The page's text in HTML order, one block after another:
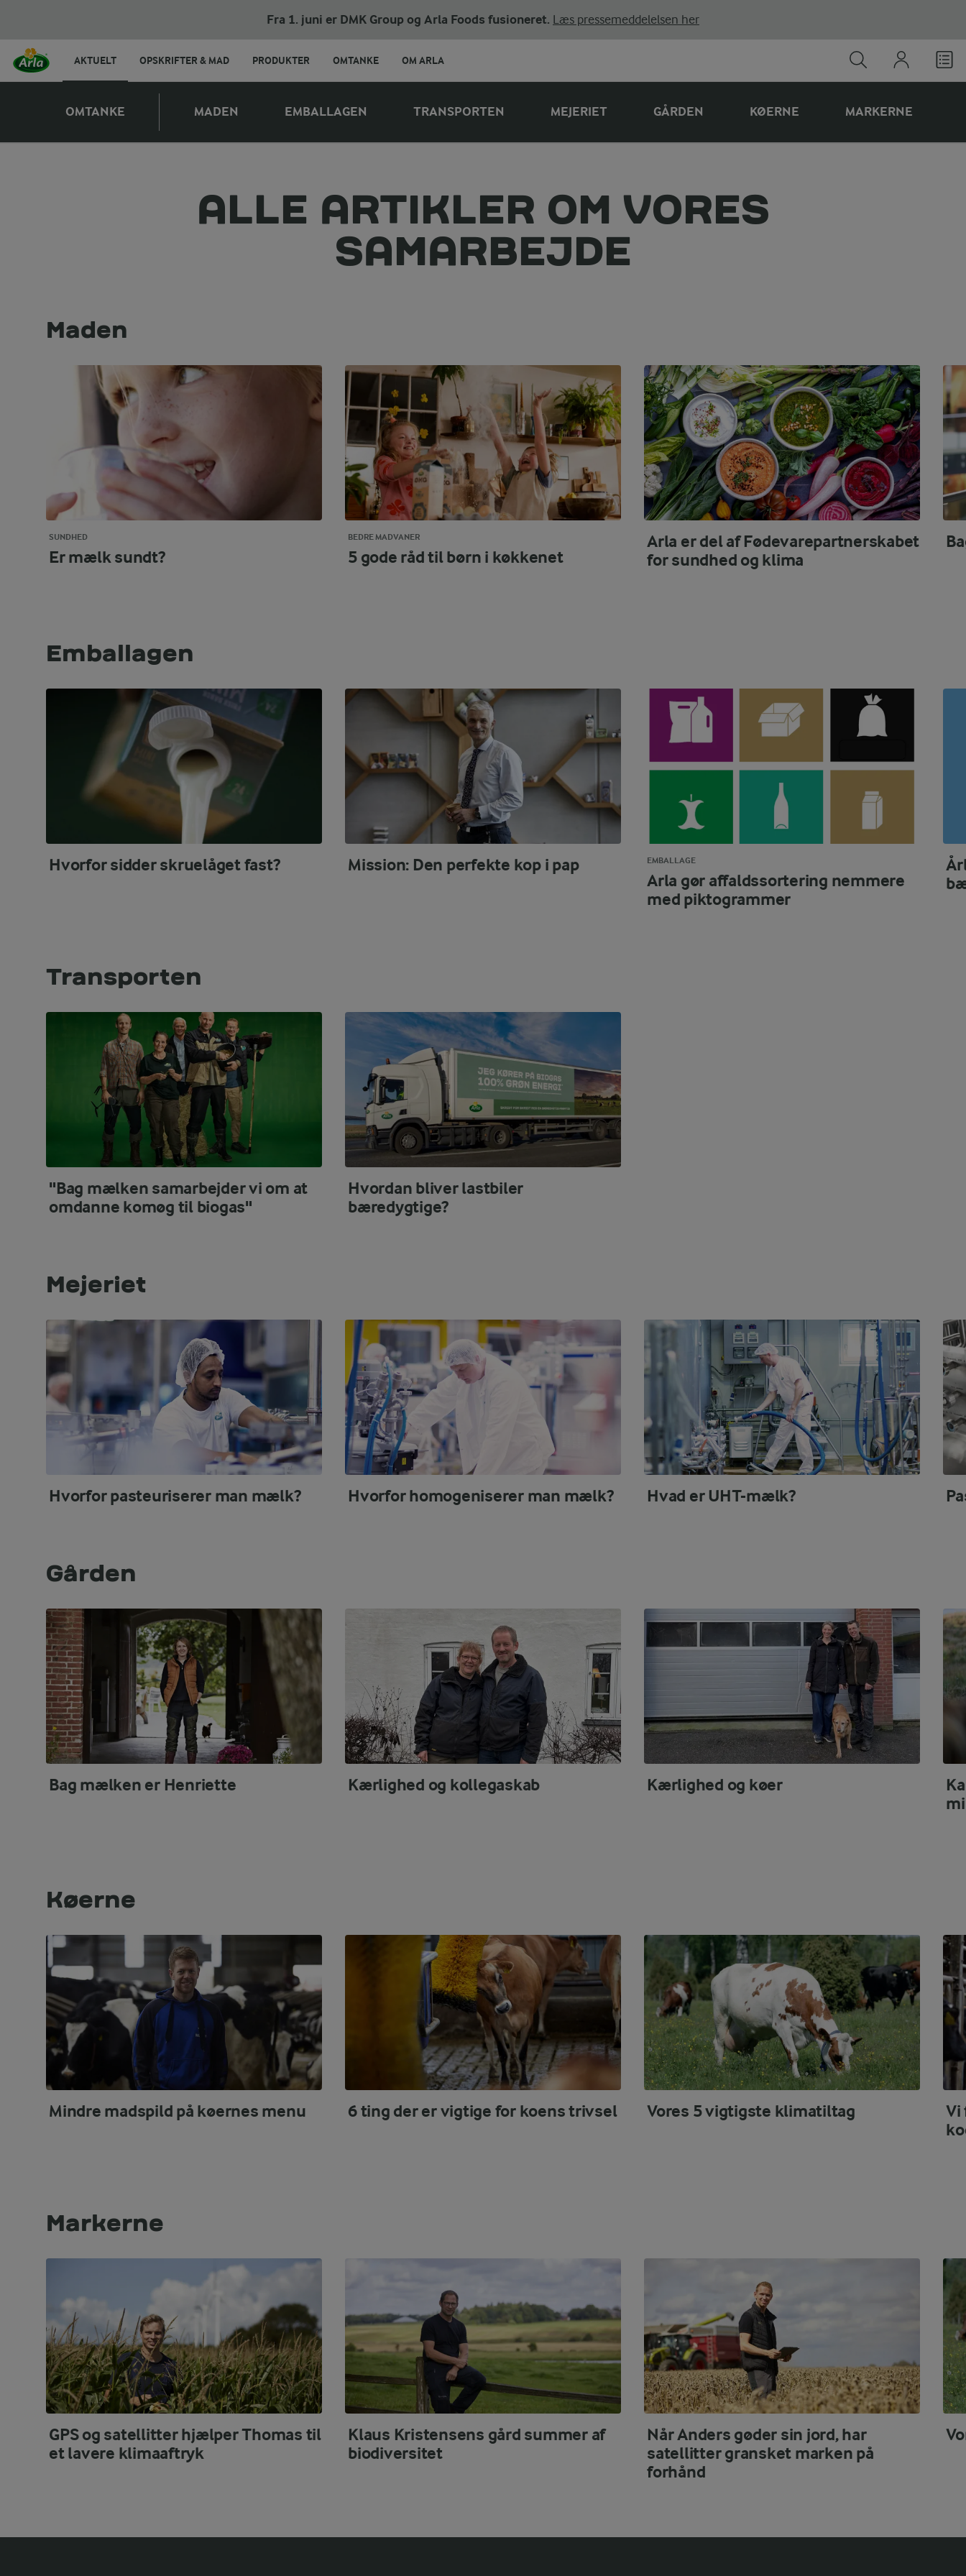
Fra 1. juni er DMK Group og Arla Foods fusioneret. Læs pressemeddelelsen her
AKTUELT OPSKRIFTER & MAD PRODUKTER OMTANKE OM ARLA
OMTANKE MADEN EMBALLAGEN TRANSPORTEN MEJERIET GÅRDEN KØERNE MARKERNE
ALLE ARTIKLER OM VORES
SAMARBEJDE
Maden
SUNDHED
Er mælk sundt?
BEDRE MADVANER
5 gode råd til børn i køkkenet
Arla er del af Fødevarepartnerskabet
for sundhed og klima
Emballagen
Hvorfor sidder skruelåget fast? Mission: Den perfekte kop i pap EMBALLAGE
Arla gør affaldssortering nemmere
med piktogrammer
Transporten
"Bag mælken samarbejder vi om at
omdanne komøg til biogas"
Hvordan bliver lastbiler
bæredygtige?
Mejeriet
Hvorfor pasteuriserer man mælk? Hvorfor homogeniserer man mælk? Hvad er UHT-mælk?
Gården
Bag mælken er Henriette Kærlighed og kollegaskab Kærlighed og køer
Køerne
Mindre madspild på køernes menu 6 ting der er vigtige for koens trivsel Vores 5 vigtigste klimatiltag
Vi
Markerne
GPS og satellitter hjælper Thomas til
et lavere klimaaftryk
Klaus Kristensens gård summer af
biodiversitet
Når Anders gøder sin jord, har
satellitter gransket marken på
forhånd